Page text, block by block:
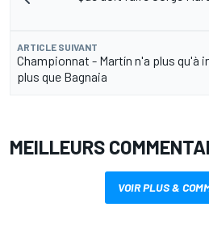
ARTICLE SUIVANT
Championnat - Martín n'a plus qu'à
plus que Bagnaia
MEILLEURS
VOIR PLUS &